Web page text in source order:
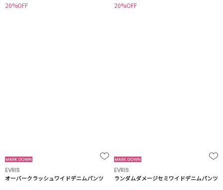
20%OFF 20%OFF
EVRIS
オーバークラッシュワイドデニムパンツ
EVRIS
ランダムダメージセミワイドデニムパンツ